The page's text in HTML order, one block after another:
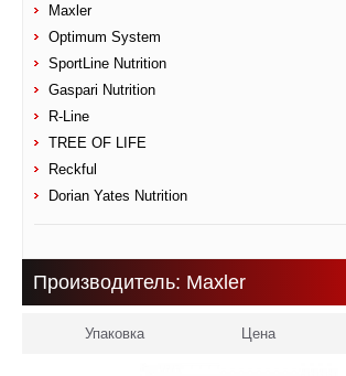
Maxler
Optimum System
SportLine Nutrition
Gaspari Nutrition
R-Line
TREE OF LIFE
Reckful
Dorian Yates Nutrition
Производитель: Maxler
Упаковка Цена